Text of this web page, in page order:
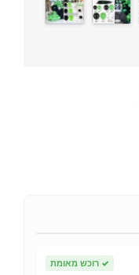
✓ רוכש מאומת